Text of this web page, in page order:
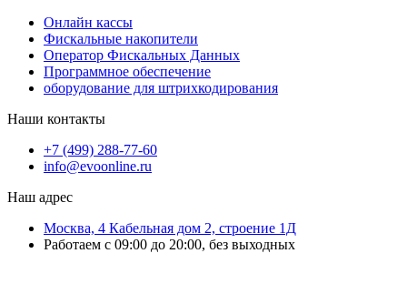
Онлайн кассы
Фискальные накопители
Оператор Фискальных Данных
Программное обеспечение
оборудование для штрихкодирования
Наши контакты
+7 (499) 288-77-60
info@evoonline.ru
Наш адрес
Москва, 4 Кабельная дом 2, строение 1Д
Работаем с 09:00 до 20:00, без выходных